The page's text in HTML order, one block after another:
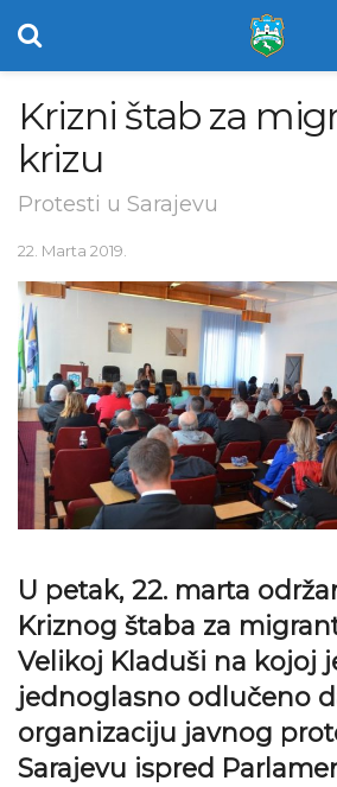
Krizni štab za
krizu
Protesti u Sarajevu
22. Marta 2019.
U petak, 22. marta
Kriznog štaba za
Velikoj Kladuši na kojoj
jednoglasno odlučeno
organizaciju javnog
Sarajevu ispred